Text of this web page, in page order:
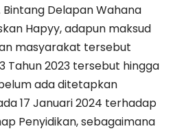
Bintang Delapan Wahana
Hapyy, adapun maksud
masyarakat tersebut
Tahun 2023 tersebut hingga
ada ditetapkan
17 Januari 2024 terhadap
Penyidikan, sebagaimana